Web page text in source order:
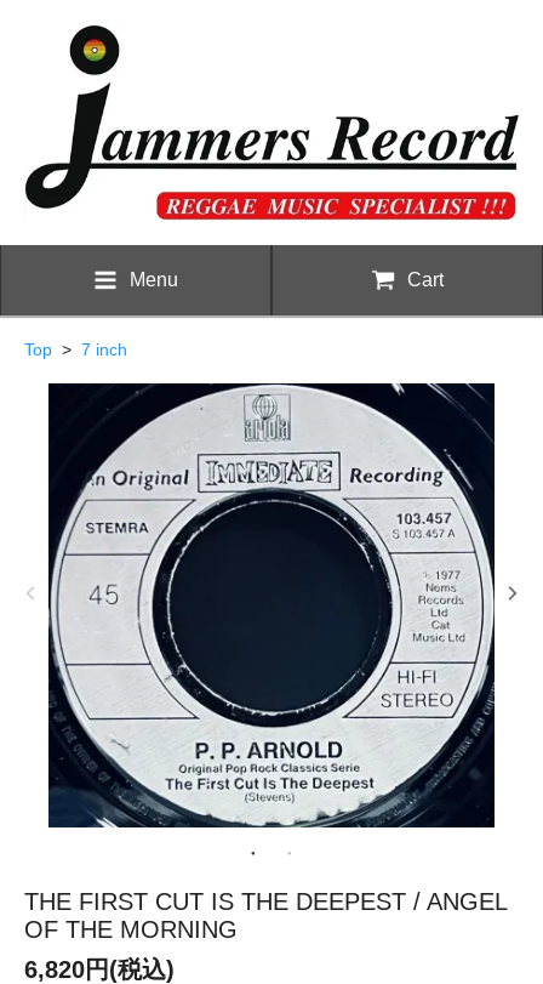
Menu Cart
Top > 7 inch
THE FIRST CUT IS THE DEEPEST / ANGEL
OF THE MORNING
6,820円(税込)